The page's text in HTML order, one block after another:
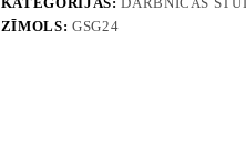
ZĪMOLS: GSG24